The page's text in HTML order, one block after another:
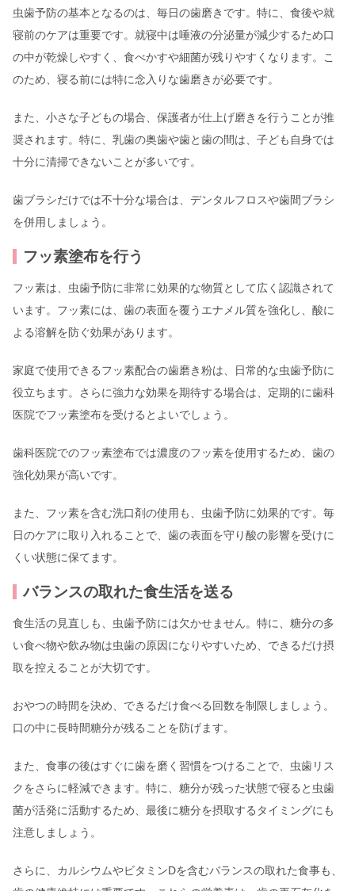
虫歯予防の基本となるのは、毎日の歯磨きです。特に、食後や就
寝前のケアは重要です。就寝中は唾液の分泌量が減少するため口
の中が乾燥しやすく、食べかすや細菌が残りやすくなります。こ
のため、寝る前には特に念入りな歯磨きが必要です。
また、小さな子どもの場合、保護者が仕上げ磨きを行うことが推
奨されます。特に、乳歯の奥歯や歯と歯の間は、子ども自身では
十分に清掃できないことが多いです。
歯ブラシだけでは不十分な場合は、デンタルフロスや歯間ブラシ
を併用しましょう。
フッ素塗布を行う
フッ素は、虫歯予防に非常に効果的な物質として広く認識されて
います。フッ素には、歯の表面を覆うエナメル質を強化し、酸に
よる溶解を防ぐ効果があります。
家庭で使用できるフッ素配合の歯磨き粉は、日常的な虫歯予防に
役立ちます。さらに強力な効果を期待する場合は、定期的に歯科
医院でフッ素塗布を受けるとよいでしょう。
歯科医院でのフッ素塗布では濃度のフッ素を使用するため、歯の
強化効果が高いです。
また、フッ素を含む洗口剤の使用も、虫歯予防に効果的です。毎
日のケアに取り入れることで、歯の表面を守り酸の影響を受けに
くい状態に保てます。
バランスの取れた食生活を送る
食生活の見直しも、虫歯予防には欠かせません。特に、糖分の多
い食べ物や飲み物は虫歯の原因になりやすいため、できるだけ摂
取を控えることが大切です。
おやつの時間を決め、できるだけ食べる回数を制限しましょう。
口の中に長時間糖分が残ることを防げます。
また、食事の後はすぐに歯を磨く習慣をつけることで、虫歯リス
クをさらに軽減できます。特に、糖分が残った状態で寝ると虫歯
菌が活発に活動するため、最後に糖分を摂取するタイミングにも
注意しましょう。
さらに、カルシウムやビタミンDを含むバランスの取れた食事も、